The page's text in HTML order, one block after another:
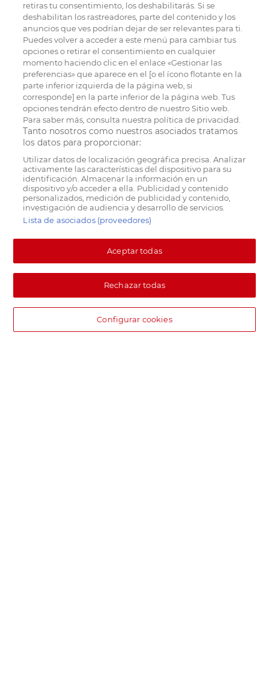
retiras tu consentimiento, los deshabilitarás. Si se
deshabilitan los rastreadores, parte del contenido y los
anuncios que ves podrían dejar de ser relevantes para ti.
Puedes volver a acceder a este menú para cambiar tus
opciones o retirar el consentimiento en cualquier
momento haciendo clic en el enlace «Gestionar las
preferencias» que aparece en el [o el ícono flotante en la
parte inferior izquierda de la página web, si
corresponde] en la parte inferior de la página web. Tus
opciones tendrán efecto dentro de nuestro Sitio web.
Para saber más, consulta nuestra política de privacidad.
Tanto nosotros como nuestros asociados tratamos
los datos para proporcionar:
Utilizar datos de localización geográfica precisa. Analizar
activamente las características del dispositivo para su
identificación. Almacenar la información en un
dispositivo y/o acceder a ella. Publicidad y contenido
personalizados, medición de publicidad y contenido,
investigación de audiencia y desarrollo de servicios.
Lista de asociados (proveedores)
Aceptar todas
Rechazar todas
Configurar cookies